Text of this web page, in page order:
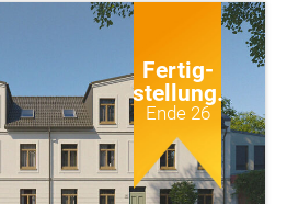
Fertig-
stellung.
Ende 26